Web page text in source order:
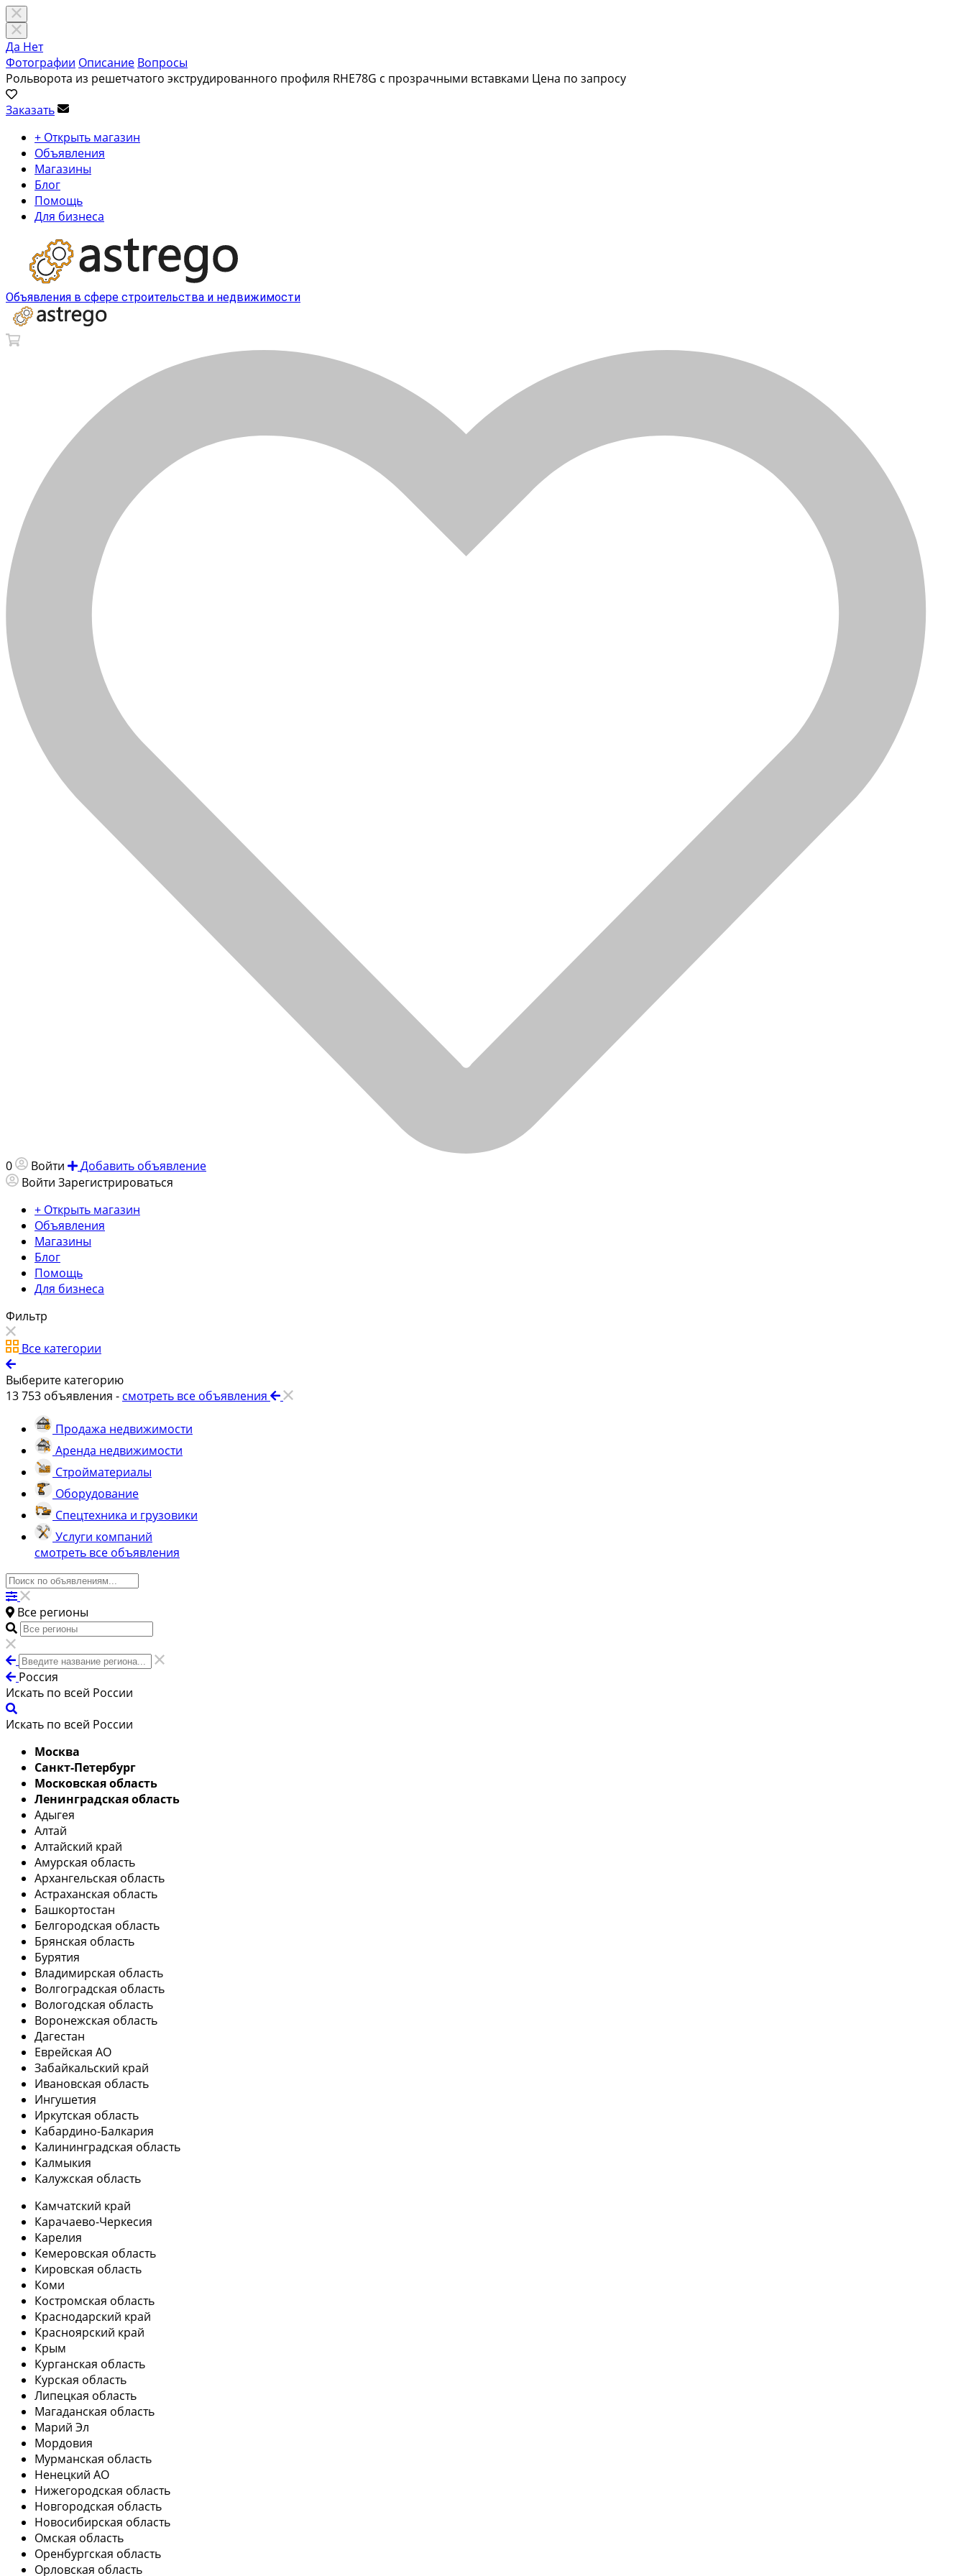
Да Нет
Фотографии Описание Вопросы
Рольворота из решетчатого экструдированного профиля RHE78G с прозрачными вставками Цена по запросу
Заказать
+ Открыть магазин
Объявления
Магазины
Блог
Помощь
Для бизнеса
Объявления в сфере строительства и недвижимости
0 Войти
Добавить объявление
Войти Зарегистрироваться
+ Открыть магазин
Объявления
Магазины
Блог
Помощь
Для бизнеса
Фильтр
Все категории
Выберите категорию
13 753 объявления - смотреть все объявления
Продажа недвижимости
Аренда недвижимости
Стройматериалы
Оборудование
Спецтехника и грузовики
Услуги компаний
смотреть все объявления
Все регионы
Россия
Искать по всей России
Искать по всей России
Москва
Санкт-Петербург
Московская область
Ленинградская область
Адыгея
Алтай
Алтайский край
Амурская область
Архангельская область
Астраханская область
Башкортостан
Белгородская область
Брянская область
Бурятия
Владимирская область
Волгоградская область
Вологодская область
Воронежская область
Дагестан
Еврейская АО
Забайкальский край
Ивановская область
Ингушетия
Иркутская область
Кабардино-Балкария
Калининградская область
Калмыкия
Калужская область
Камчатский край
Карачаево-Черкесия
Карелия
Кемеровская область
Кировская область
Коми
Костромская область
Краснодарский край
Красноярский край
Крым
Курганская область
Курская область
Липецкая область
Магаданская область
Марий Эл
Мордовия
Мурманская область
Ненецкий АО
Нижегородская область
Новгородская область
Новосибирская область
Омская область
Оренбургская область
Орловская область